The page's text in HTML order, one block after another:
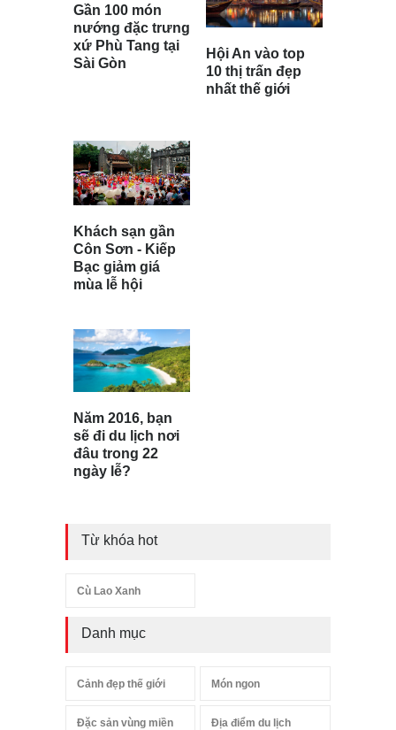
Gần 100 món
nướng đặc trưng
xứ Phù Tang tại
Sài Gòn
Hội An vào top
10 thị trấn đẹp
nhất thế giới
Khách sạn gần
Côn Sơn - Kiếp
Bạc giảm giá
mùa lễ hội
Năm 2016, bạn
sẽ đi du lịch nơi
đâu trong 22
ngày lễ?
Từ khóa hot
Cù Lao Xanh
Danh mục
Cảnh đẹp thế giới Món ngon
Đặc sản vùng miền Địa điểm du lịch